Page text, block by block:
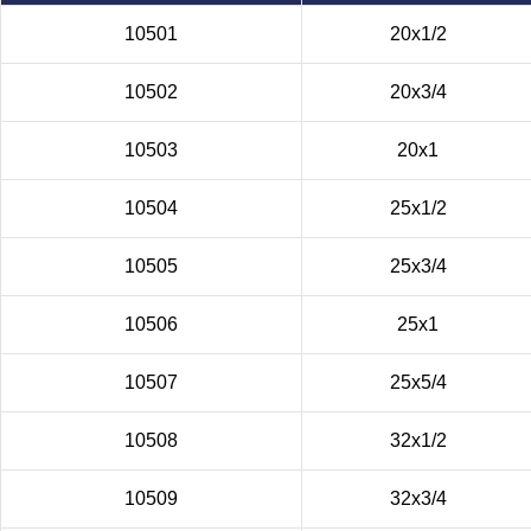
10501 20х1/2
10502 20х3/4
10503 20х1
10504 25х1/2
10505 25х3/4
10506 25х1
10507 25х5/4
10508 32х1/2
10509 32х3/4